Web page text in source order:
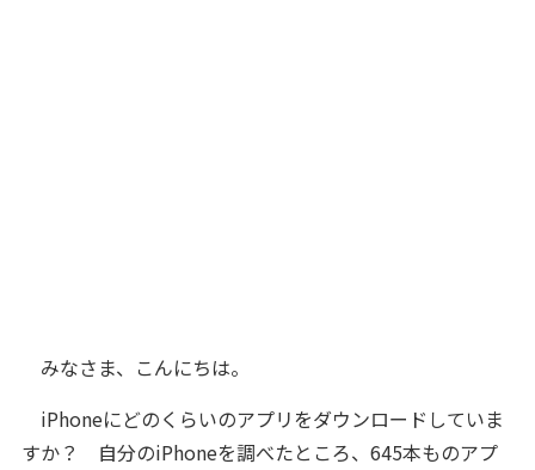
みなさま、こんにちは。
iPhoneにどのくらいのアプリをダウンロードしていま
すか？ 自分のiPhoneを調べたところ、645本ものアプ